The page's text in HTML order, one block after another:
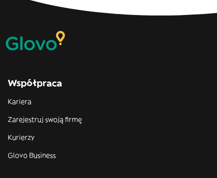
Współpraca
Kariera
Zarejestruj swoją firmę
Kurierzy
Glovo Business